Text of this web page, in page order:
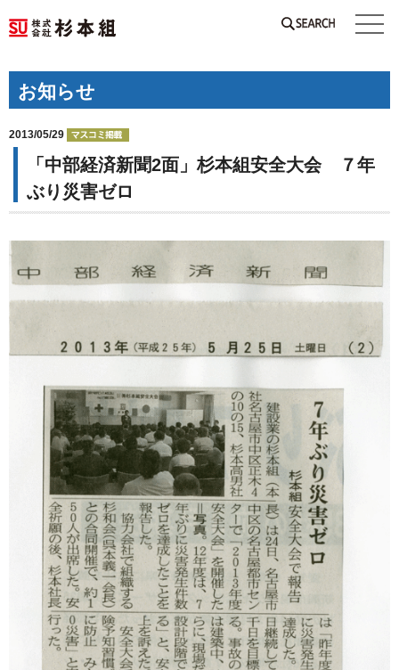
SEARCH
お知らせ
2013/05/29
「中部経済新聞2面」杉本組安全大会 ７年
ぶり災害ゼロ